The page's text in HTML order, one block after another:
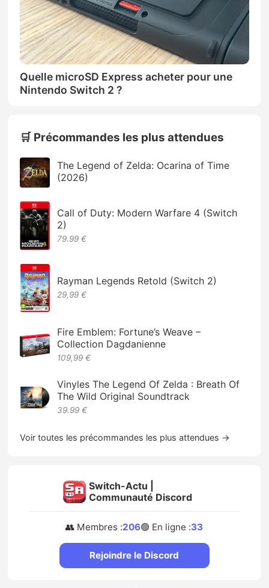
Quelle microSD Express acheter pour une
Nintendo Switch 2 ?
🛒 Précommandes les plus attendues
The Legend of Zelda: Ocarina of Time
(2026)
Call of Duty: Modern Warfare 4 (Switch
2)
79.99 €
Rayman Legends Retold (Switch 2)
29,99 €
Fire Emblem: Fortune’s Weave –
Collection Dagdanienne
109,99 €
Vinyles The Legend Of Zelda : Breath Of
The Wild Original Soundtrack
39.99 €
Voir toutes les précommandes les plus attendues →
Switch-Actu |
Communauté Discord
👥 Membres :206🟢 En ligne :33
Rejoindre le Discord